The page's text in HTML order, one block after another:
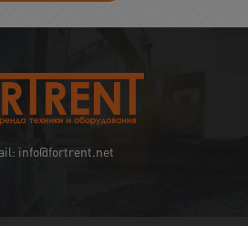
info@fortrent.net